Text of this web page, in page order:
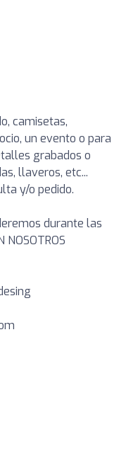
camisetas,
un evento o para
grabados o
llaveros, etc...
y/o pedido.
durante las
NOSOTROS